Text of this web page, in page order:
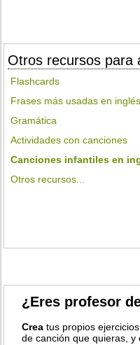
Otros recursos para
Flashcards
Frases más usadas en inglés
Gramática
Actividades con canciones
Canciones infantiles en
Otros recursos...
¿Eres profesor
Crea tus propios
de canción que quieras, y